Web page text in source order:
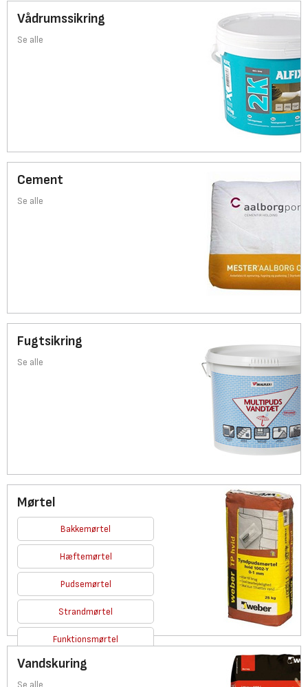
Vådrumssikring
Se alle
Cement
Se alle
Fugtsikring
Se alle
Mørtel
Bakkemørtel
Hæftemørtel
Pudsemørtel
Strandmørtel
Funktionsmørtel
Se alle
Vandskuring